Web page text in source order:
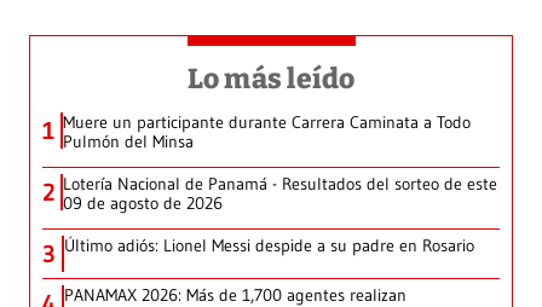
Lo más leído
1 Muere un participante durante Carrera Caminata a Todo
Pulmón del Minsa
2 Lotería Nacional de Panamá - Resultados del sorteo de este
09 de agosto de 2026
3 Último adiós: Lionel Messi despide a su padre en Rosario
PANAMAX 2026: Más de 1,700 agentes realizan